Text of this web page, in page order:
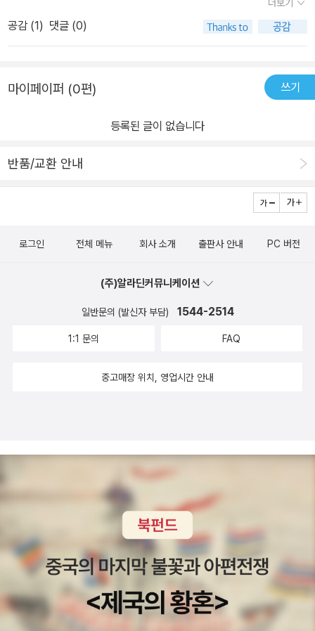
더보기
공감 (1) 댓글 (0)
마이페이퍼 (0편) 쓰기
등록된 글이 없습니다
반품/교환 안내
로그인 전체 메뉴 회사 소개 출판사 안내 PC 버전
(주)알라딘커뮤니케이션
일반문의 (발신자 부담) 1544-2514
1:1 문의 FAQ
중고매장 위치, 영업시간 안내